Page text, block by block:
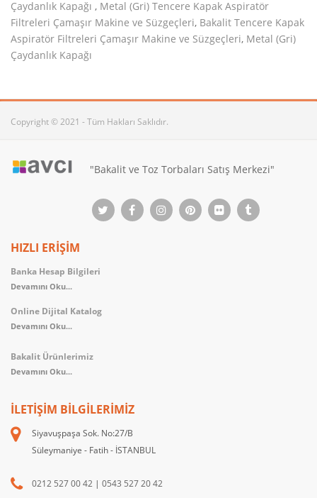
Çaydanlık Kapağı , Metal (Gri) Tencere Kapak Aspiratör
Filtreleri Çamaşır Makine ve Süzgeçleri, Bakalit Tencere Kapak
Aspiratör Filtreleri Çamaşır Makine ve Süzgeçleri, Metal (Gri)
Çaydanlık Kapağı
Copyright © 2021 - Tüm Hakları Saklıdır.
"Bakalit ve Toz Torbaları Satış Merkezi"
HIZLI ERİŞİM
Banka Hesap Bilgileri
Devamını Oku...
Online Dijital Katalog
Devamını Oku...
Bakalit Ürünlerimiz
Devamını Oku...
İLETIŞIM BILGILERIMIZ
Siyavuşpaşa Sok. No:27/B
Süleymaniye - Fatih - İSTANBUL
0212 527 00 42 | 0543 527 20 42